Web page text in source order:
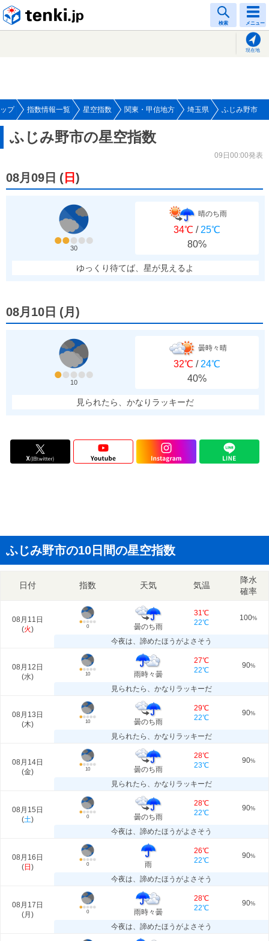
検索 メニュー
現在地
プ 指数情報一覧 星空指数 関東・甲信地方 埼玉県 ふじみ野市
ふじみ野市の星空指数
09日00:00発表
08月09日 ( 日 )
30
晴のち雨
34℃ / 25℃
80%
ゆっくり待てば、星が見えるよ
08月10日 (月 )
10
曇時々晴
32℃ / 24℃
40%
見られたら、かなりラッキーだ
ふじみ野市の10日間の星空指数
日付 指数 天気 気温
降水
確率
08月11日
(火) 0 曇のち雨
31℃
22℃
100%
今夜は、諦めたほうがよさそう
08月12日
(水) 10 雨時々曇
27℃
22℃
90%
見られたら、かなりラッキーだ
08月13日
(木) 10 曇のち雨
29℃
22℃
90%
見られたら、かなりラッキーだ
08月14日
(金) 10 曇のち雨
28℃
23℃
90%
見られたら、かなりラッキーだ
08月15日
(土) 0 曇のち雨
28℃
22℃
90%
今夜は、諦めたほうがよさそう
08月16日
(日 ) 0 雨
26℃
22℃
90%
今夜は、諦めたほうがよさそう
08月17日
(月 ) 0 雨時々曇
28℃
22℃
90%
今夜は、諦めたほうがよさそう